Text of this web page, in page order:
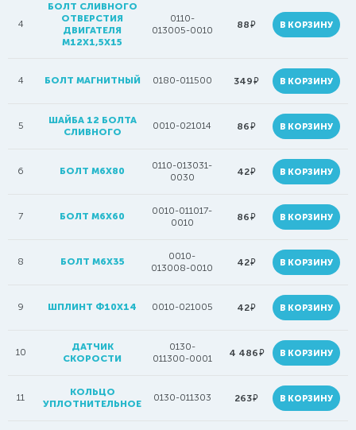
4
БОЛТ СЛИВНОГО
ОТВЕРСТИЯ
ДВИГАТЕЛЯ
М12Х1,5Х15
0110-
013005-0010
88руб. В КОРЗИНУ
4 БОЛТ МАГНИТНЫЙ 0180-011500 349руб. В КОРЗИНУ
5
ШАЙБА 12 БОЛТА
СЛИВНОГО
0010-021014 86руб. В КОРЗИНУ
6 БОЛТ М6Х80
0110-013031-
0030
42руб. В КОРЗИНУ
7 БОЛТ M6X60
0010-011017-
0010
86руб. В КОРЗИНУ
8 БОЛТ M6X35
0010-
013008-0010
42руб. В КОРЗИНУ
9 ШПЛИНТ Ф10Х14 0010-021005 42руб. В КОРЗИНУ
10
ДАТЧИК
СКОРОСТИ
0130-
011300-0001
4 486руб. В КОРЗИНУ
11
КОЛЬЦО
УПЛОТНИТЕЛЬНОЕ
0130-011303 263руб. В КОРЗИНУ